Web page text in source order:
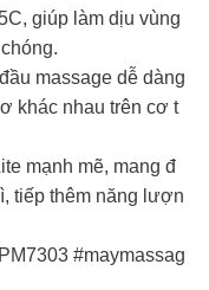
giúp làm dịu vùng
massage dễ dàng
khác nhau trên cơ t
mạnh mẽ, mang đ
tiếp thêm năng lượn
#maymassag